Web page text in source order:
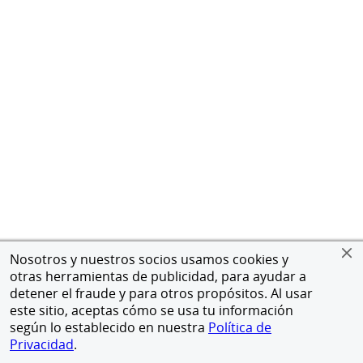
Nosotros y nuestros socios usamos cookies y
otras herramientas de publicidad, para ayudar a
detener el fraude y para otros propósitos. Al usar
este sitio, aceptas cómo se usa tu información
según lo establecido en nuestra Política de
Privacidad.